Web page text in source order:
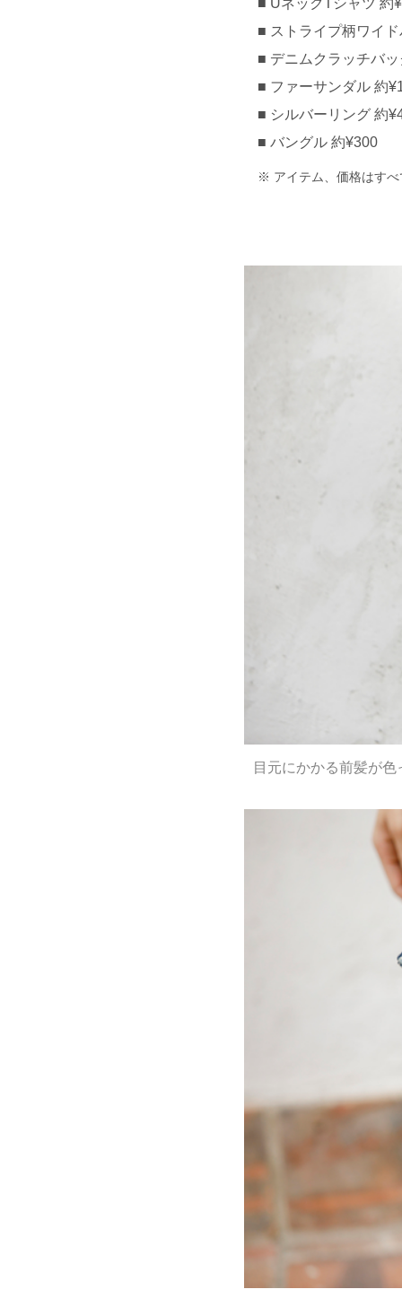
UネックTシャツ 約
ストライプ柄ワイ
デニムクラッチバ
ファーサンダル 約
シルバーリング 約
バングル 約¥300
アイテム、価格はす
目元にかかる前髪が